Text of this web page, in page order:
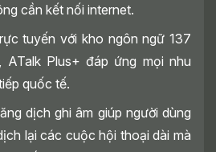
cần kết nối internet.
tuyến với kho ngôn ngữ 137
ATalk Plus+ đáp ứng mọi nhu
quốc tế.
dịch ghi âm giúp người dùng
lại các cuộc hội thoại dài mà